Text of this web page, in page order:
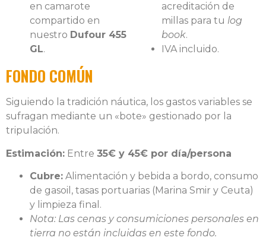
en camarote
compartido en
nuestro Dufour 455
GL.
acreditación de
millas para tu log
book.
IVA incluido.
FONDO COMÚN
Siguiendo la tradición náutica, los gastos variables se
sufragan mediante un «bote» gestionado por la
tripulación.
Estimación: Entre 35€ y 45€ por día/persona
Cubre: Alimentación y bebida a bordo, consumo
de gasoil, tasas portuarias (Marina Smir y Ceuta)
y limpieza final.
Nota: Las cenas y consumiciones personales en
tierra no están incluidas en este fondo.